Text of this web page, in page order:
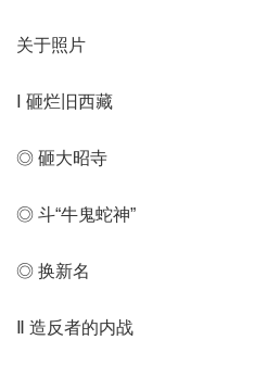
关于照片
Ⅰ 砸烂旧西藏
◎ 砸大昭寺
◎ 斗“牛鬼蛇神”
◎ 换新名
Ⅱ 造反者的内战